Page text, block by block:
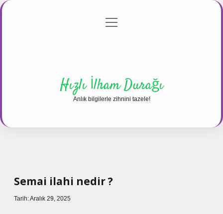
Gizlilik Politikası
menüyü
Hızlı İlham Durağı
Anlık bilgilerle zihnini tazele!
Semai ilahi nedir ?
Tarih: Aralık 29, 2025